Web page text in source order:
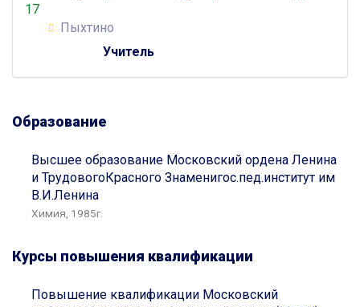
Учитель
17
Пыхтино
Образование
Высшее образование Московский ордена Ленина
и ТрудовогоКрасного Знаменигос.пед.институт им
В.И.Ленина
Химия, 1985г.
Курсы повышения квалификации
Повышение квалификации Московский